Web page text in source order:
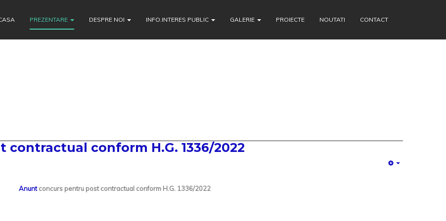
PREZENTARE DESPRE NOI INFO.INTERES PUBLIC GALERIE PROIECTE NOUTATI CONTACT
conform H.G. 1336/2022
Anuntconcurs pentru post contractual conform H.G. 1336/2022